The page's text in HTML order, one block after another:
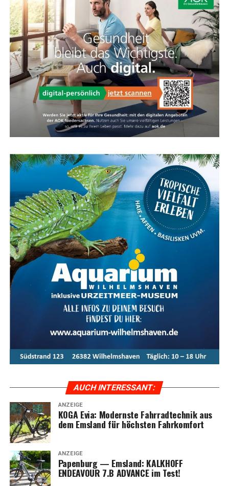
Feder­ein­heit spricht nur bei Bedarf an und bie­tet
zusätz­li­chen Kom­fort für Hand­ge­len­ke und Schul­tern,
ohne das direk­te Fahr­ge­fühl zu verlieren.
Kar­te für das Ems­land Papenburg
Fazit: Das KOGA Evia — Per­fek­te
Wahl für Radfahrkomfort
Das KOGA Evia ist die per­fek­te Wahl für alle, die uner­
reich­ten Rad­fahr­kom­fort mit stil­vol­lem Design und
moderns­ter Tech­no­lo­gie ver­bin­den möch­ten. Ent­de­cken
Sie das ulti­ma­ti­ve Fahr­erleb­nis mit dem KOGA Evia und
genie­ßen Sie jede Fahrt in vol­len Zügen.
Das KOGA Evia bie­tet ulti­ma­ti­ven Fahr­rad­
kom­fort, kom­bi­niert mit inno­va­ti­ver Tech­no­lo­gie und
stil­vol­lem Design. Ent­de­cken Sie die Vor­tei­le und Model­
le der Evia-Serie im Ems­land und erle­ben Sie moder­nen
AUCH INTER­ES­SANT:
ANZEIGE
KOGA Evia: Moderns­te Fahr­rad­tech­nik aus
dem Ems­land für höchs­ten Fahrkomfort
ANZEIGE
Papen­burg — Ems­land: KALKHOFF
ENDEAVOUR 7.B ADVANCE im Test!